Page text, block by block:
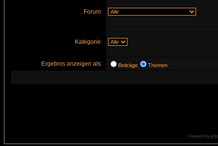
Forum:
Kategorie:
Ergebnis anzeigen als: Beiträge Themen
Powered by